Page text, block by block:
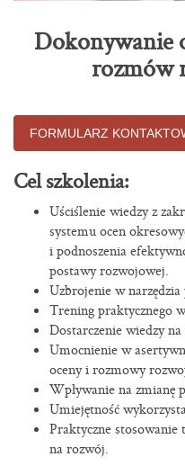
Dokonywanie
rozmów
FORMULARZ
Cel szkolenia:
Uściślenie wiedzy z
systemu ocen
i podnoszenia
postawy rozwojowej.
Uzbrojenie w
Trening praktycznego
Dostarczenie wiedzy
Umocnienie w
oceny i rozmowy
Wpływanie na zmianę
Umiejętność
Praktyczne
na rozwój.